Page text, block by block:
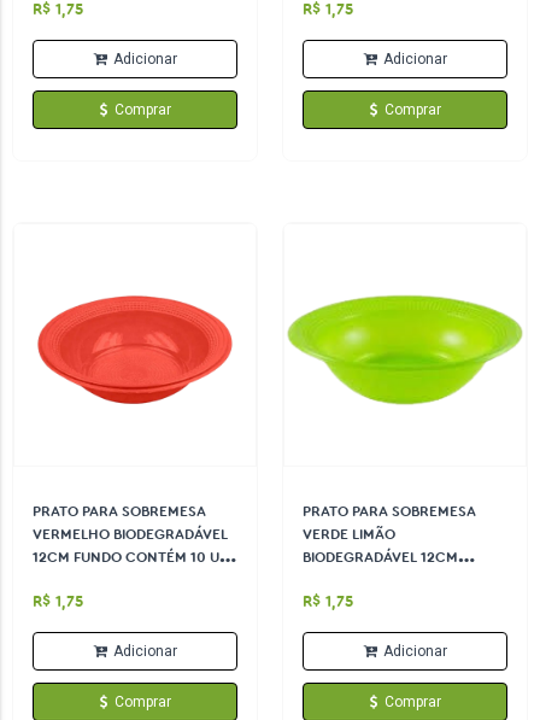
R$ 1,75
Adicionar
Comprar
R$ 1,75
Adicionar
Comprar
PRATO PARA SOBREMESA
VERMELHO BIODEGRADÁVEL
12CM FUNDO CONTÉM 10 UN
R$ 1,75
Adicionar
Comprar
PRATO PARA SOBREMESA
VERDE LIMÃO
BIODEGRADÁVEL 12CM
TRIK
R$ 1,75
Adicionar
Comprar